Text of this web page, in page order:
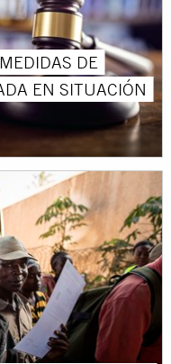
DE
EN SITUACIÓN